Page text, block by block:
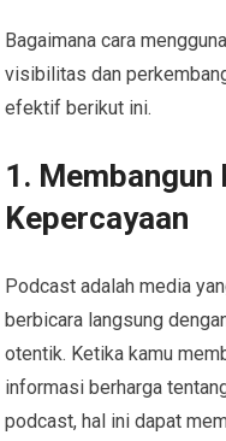
Bagaimana cara
visibilitas dan
efektif berikut ini.
1.
Kepercayaan
Podcast adalah media
berbicara langsung
otentik. Ketika kamu
informasi berharga
podcast, hal ini dapat